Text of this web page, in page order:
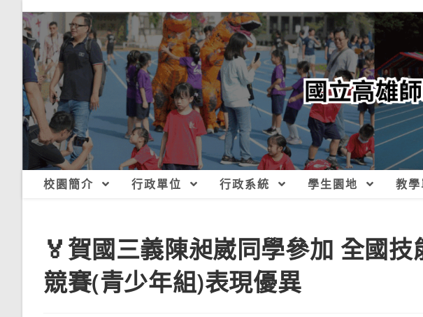
校園簡介 行政單位 行政系統 學生園地 教
🏅賀國三義陳昶崴同學參加 全國
競賽(青少年組)表現優異